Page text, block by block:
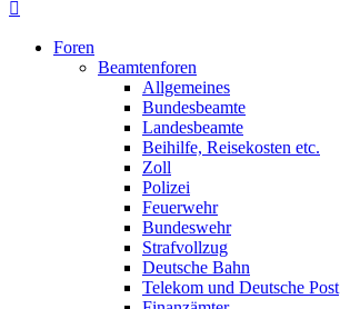
Foren
Beamtenforen
Allgemeines
Bundesbeamte
Landesbeamte
Beihilfe, Reisekosten etc.
Zoll
Polizei
Feuerwehr
Bundeswehr
Strafvollzug
Deutsche Bahn
Telekom und Deutsche Post